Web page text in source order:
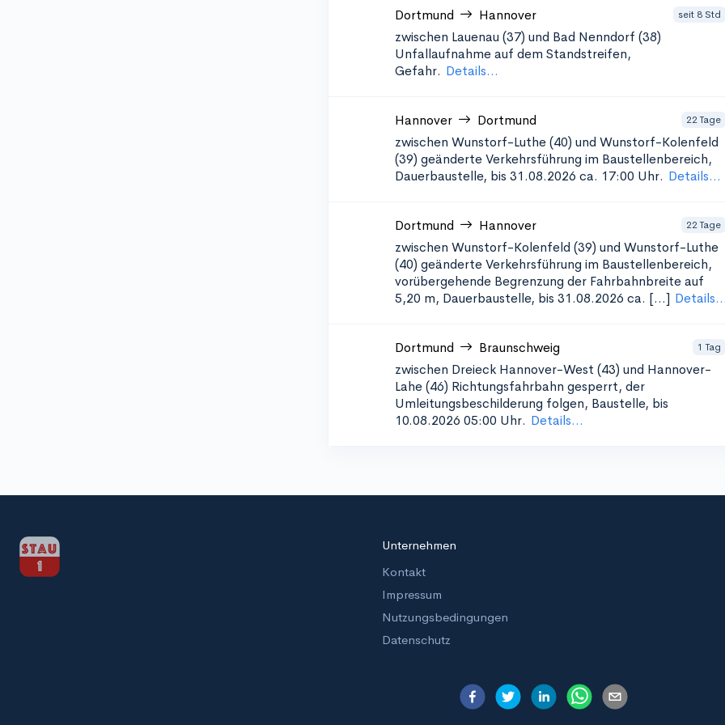
Dortmund Hannover seit 8 Std
zwischen Lauenau (37) und Bad Nenndorf (38)
Unfallaufnahme auf dem Standstreifen,
Gefahr. Details...
Hannover Dortmund 22 Tage
zwischen Wunstorf-Luthe (40) und Wunstorf-Kolenfeld
(39) geänderte Verkehrsführung im Baustellenbereich,
Dauerbaustelle, bis 31.08.2026 ca. 17:00 Uhr. Details...
Dortmund Hannover 22 Tage
zwischen Wunstorf-Kolenfeld (39) und Wunstorf-Luthe
(40) geänderte Verkehrsführung im Baustellenbereich,
vorübergehende Begrenzung der Fahrbahnbreite auf
5,20 m, Dauerbaustelle, bis 31.08.2026 ca. [...]
Dortmund Braunschweig 1 Tag
zwischen Dreieck Hannover-West (43) und Hannover-
Lahe (46) Richtungsfahrbahn gesperrt, der
Umleitungsbeschilderung folgen, Baustelle, bis
10.08.2026 05:00 Uhr. Details...
Unternehmen
Kontakt
Impressum
Nutzungsbedingungen
Datenschutz